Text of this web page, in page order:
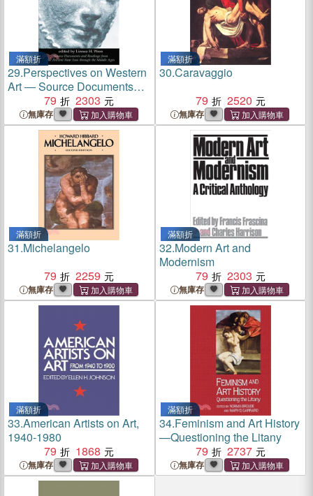
滿額折
29.Perspectives on Western
Art ― Source Documents
and Readings from the
Ancient Near East Through
the Middle Ages
79 2303
無庫存
滿額折
30.Caravaggio
79
2520
無庫存
滿額折
31.Michelangelo
79
2259
無庫存
滿額折
32.Modern Art and
Modernism
79
2303
無庫存
滿額折
33.American Artists on Art,
1940-1980
79
1868
無庫存
滿額折
34.Feminism and Art History
—Questioning the Litany
79
2737
無庫存